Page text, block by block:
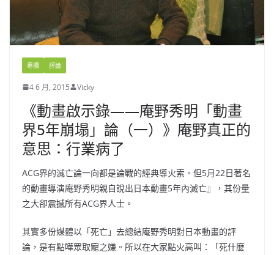
專欄 評論
4 6 月, 2015 Vicky
《動畫啟示錄——庵野秀明「動畫
界5年崩塌」論（一）》庵野真正的
意思：行業病了
ACG界的滅亡論一向都是論戰的經典導火索。但5月22日著名
的動畫導演庵野秀明親自說出日本動畫5年內滅亡』，其份量
之大卻震撼所有ACG界人士。
其實多份媒體以「死亡」去總結庵野秀明對日本動畫的評
論，是有點嘩眾取寵之嫌。所以在大家點火高叫：「死什麼